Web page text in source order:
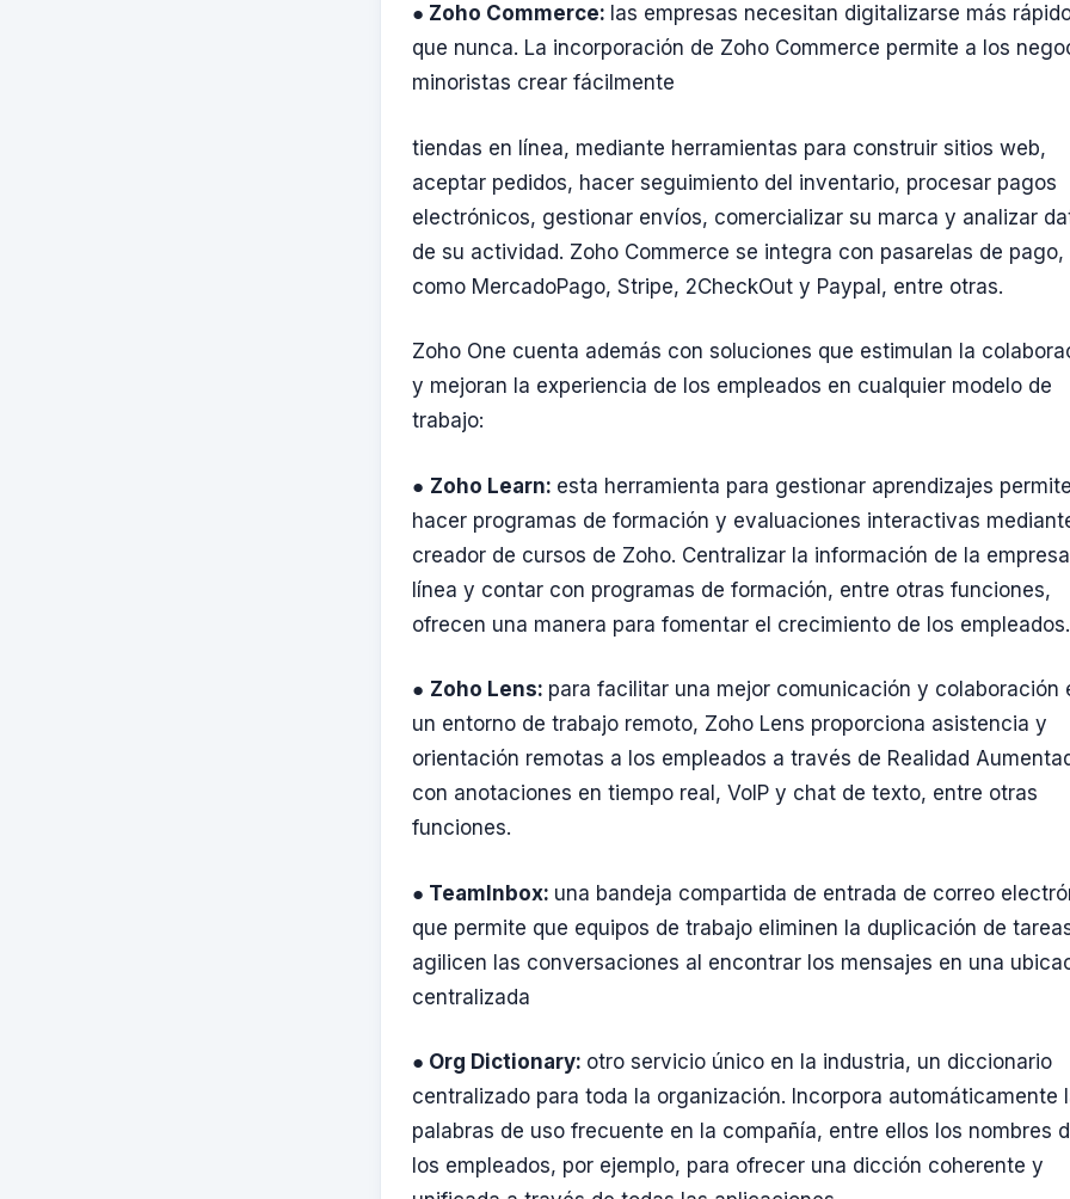
● Zoho Commerce: las empresas necesitan digitalizarse más
que nunca. La incorporación de Zoho Commerce permite a los
minoristas crear fácilmente
tiendas en línea, mediante herramientas para construir sitios web,
aceptar pedidos, hacer seguimiento del inventario, procesar pagos
electrónicos, gestionar envíos, comercializar su marca y analizar
de su actividad. Zoho Commerce se integra con pasarelas de pago,
como MercadoPago, Stripe, 2CheckOut y Paypal, entre otras.
Zoho One cuenta además con soluciones que estimulan la
y mejoran la experiencia de los empleados en cualquier modelo de
trabajo:
● Zoho Learn: esta herramienta para gestionar aprendizajes permite
hacer programas de formación y evaluaciones interactivas
creador de cursos de Zoho. Centralizar la información de la
línea y contar con programas de formación, entre otras funciones,
ofrecen una manera para fomentar el crecimiento de los empleados.
● Zoho Lens: para facilitar una mejor comunicación y colaboración
un entorno de trabajo remoto, Zoho Lens proporciona asistencia y
orientación remotas a los empleados a través de Realidad
con anotaciones en tiempo real, VoIP y chat de texto, entre otras
funciones.
● TeamInbox: una bandeja compartida de entrada de correo
que permite que equipos de trabajo eliminen la duplicación de
agilicen las conversaciones al encontrar los mensajes en una
centralizada
● Org Dictionary: otro servicio único en la industria, un diccionario
centralizado para toda la organización. Incorpora automáticamente
palabras de uso frecuente en la compañía, entre ellos los nombres
los empleados, por ejemplo, para ofrecer una dicción coherente y